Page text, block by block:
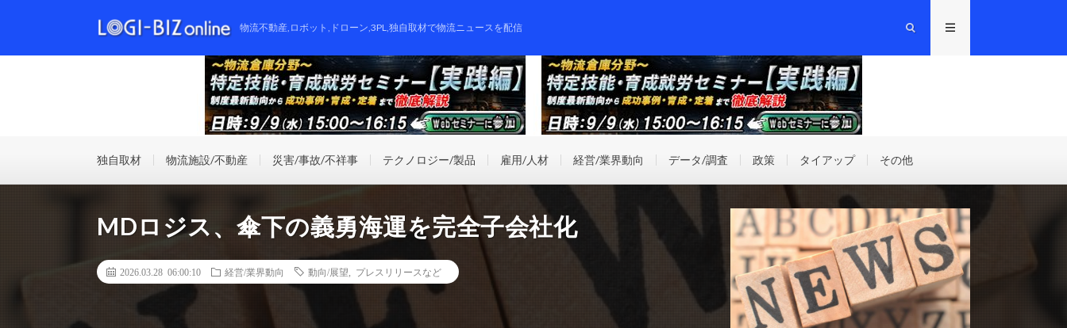
物流不動産,ロボット,ドローン,3PL,独自取材で物流ニュースを配信
独自取材 物流施設/不動産 災害/事故/不祥事 テクノロジー/製品 雇用/人材 経営/業界動向 データ/調査 政策 タイアップ その他
MDロジス、傘下の義勇海運を完全子会社化
2026.03.28 06:00:10 経営/業界動向 動向/展望 プレスリリースなど